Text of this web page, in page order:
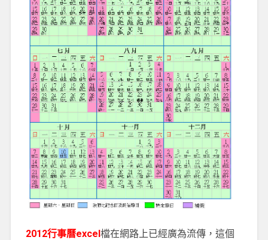
2012行事曆excel檔在網路上已經廣為流傳，這個